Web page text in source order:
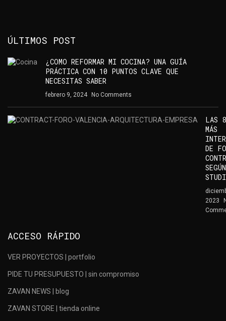
ÚLTIMOS POST
¿COMO REFORMAR MI COCINA? UNA GUÍA
PRÁCTICA CON 10 PUNTOS CLAVE QUE
NECESITAS SABER
febrero 9, 2024 No Comments
LAS 8
MÁS
DE
2023
ACCESO RÁPIDO
VER PROYECTOS | portfolio
PIDE TU PRESUPUESTO | sin compromiso
ZAVAN NEWS | blog
ZAVAN STORE | tienda online